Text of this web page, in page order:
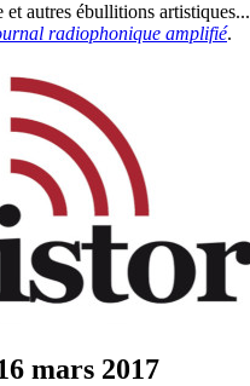
autres ébullitions artistiques...
radiophonique amplifié.
mars 2017